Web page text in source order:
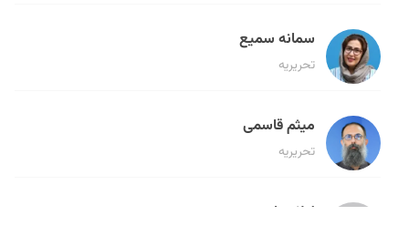
سمانه سمیع
تحریریه
میثم قاسمی
تحریریه
لیلا حنارود